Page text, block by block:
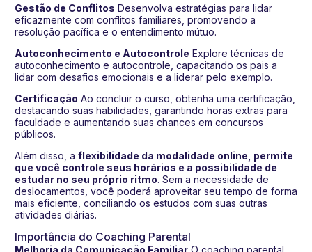
Gestão de Conflitos Desenvolva estratégias para lidar
eficazmente com conflitos familiares, promovendo a
resolução pacífica e o entendimento mútuo.
Autoconhecimento e Autocontrole Explore técnicas de
autoconhecimento e autocontrole, capacitando os pais a
lidar com desafios emocionais e a liderar pelo exemplo.
Certificação Ao concluir o curso, obtenha uma certificação,
destacando suas habilidades, garantindo horas extras para
faculdade e aumentando suas chances em concursos
públicos.
Além disso, a flexibilidade da modalidade online, permite
que você controle seus horários e a possibilidade de
estudar no seu próprio ritmo. Sem a necessidade de
deslocamentos, você poderá aproveitar seu tempo de forma
mais eficiente, conciliando os estudos com suas outras
atividades diárias.
Importância do Coaching Parental
Melhoria da Comunicação Familiar O coaching parental